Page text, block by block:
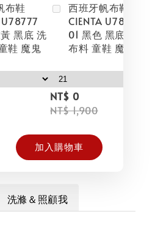
布鞋
U78777
黑底 洗
鞋 魔鬼
西班牙帆布鞋
CIENTA U78777
01 黑色 黑底 洗舊
布料 童鞋 魔鬼粘
NT$ 0
NT$ 1,900
加入購物車
洗滌＆照顧我